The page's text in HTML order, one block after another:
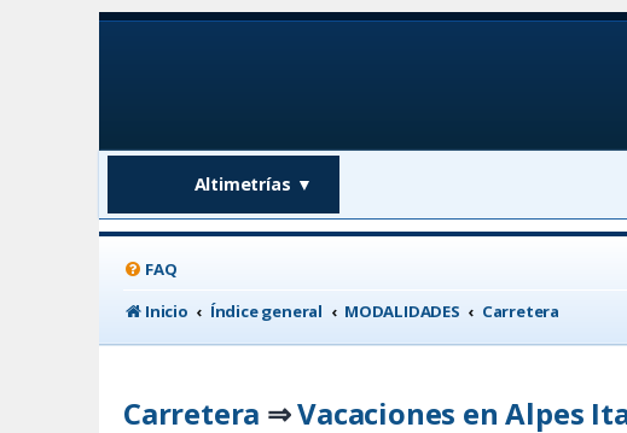
Altimetrías ▼
FAQ
Inicio
Índice general MODALIDADES Carretera
Carretera ⇒Vacaciones en Alpes